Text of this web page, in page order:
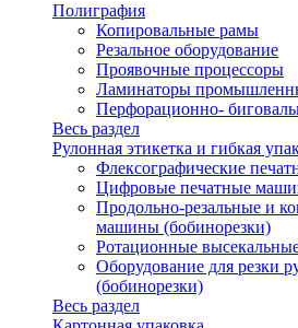
Полиграфия
Копировальные рамы
Резальное оборудование
Проявочные процессоры
Ламинаторы
Перфорационно-
Весь раздел
Рулонная этикетка и гибкая
Флексографические
Цифровые печатные
Продольно-резальные и
машины (бобинорезки)
Ротационные
Оборудование для резки
(бобинорезки)
Весь раздел